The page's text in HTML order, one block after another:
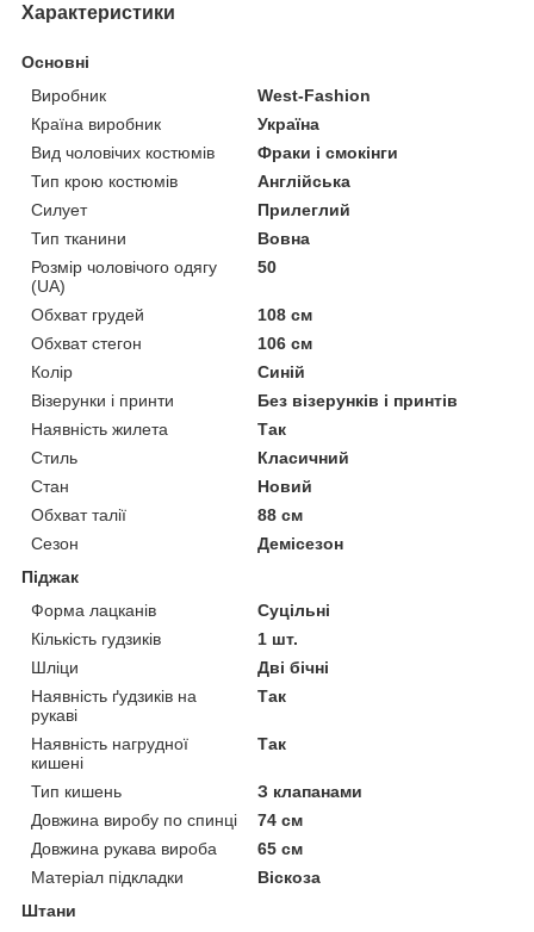
Характеристики
Основні
Виробник
West-Fashion
Країна виробник
Україна
Вид чоловічих костюмів
Фраки і смокінги
Тип крою костюмів
Англійська
Силует
Прилеглий
Тип тканини
Вовна
Розмір чоловічого одягу
(UA)
50
Обхват грудей
108 см
Обхват стегон
106 см
Колір
Синій
Візерунки і принти
Без візерунків і принтів
Наявність жилета
Так
Стиль
Класичний
Стан
Новий
Обхват талії
88 см
Сезон
Демісезон
Піджак
Форма лацканів
Суцільні
Кількість гудзиків
1 шт.
Шліци
Дві бічні
Наявність ґудзиків на
рукаві
Так
Наявність нагрудної
кишені
Так
Тип кишень
З клапанами
Довжина виробу по спинці
74 см
Довжина рукава вироба
65 см
Матеріал підкладки
Віскоза
Штани